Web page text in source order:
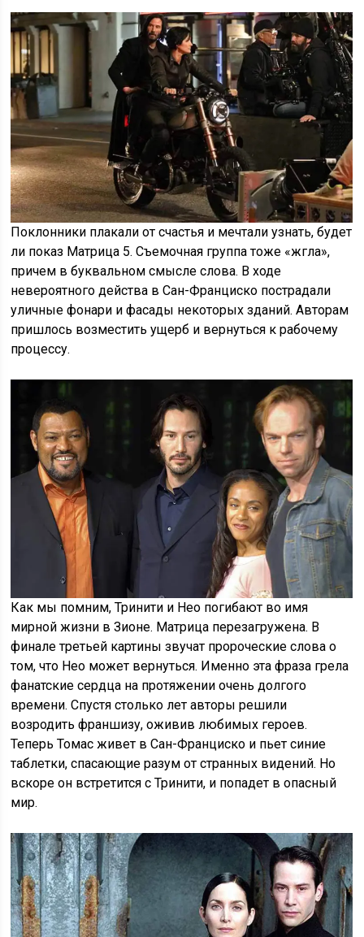
Поклонники плакали от счастья и мечтали узнать, будет
ли показ Матрица 5. Съемочная группа тоже «жгла»,
причем в буквальном смысле слова. В ходе
невероятного действа в Сан-Франциско пострадали
уличные фонари и фасады некоторых зданий. Авторам
пришлось возместить ущерб и вернуться к рабочему
процессу.
Как мы помним, Тринити и Нео погибают во имя
мирной жизни в Зионе. Матрица перезагружена. В
финале третьей картины звучат пророческие слова о
том, что Нео может вернуться. Именно эта фраза грела
фанатские сердца на протяжении очень долгого
времени. Спустя столько лет авторы решили
возродить франшизу, оживив любимых героев.
Теперь Томас живет в Сан-Франциско и пьет синие
таблетки, спасающие разум от странных видений. Но
вскоре он встретится с Тринити, и попадет в опасный
мир.